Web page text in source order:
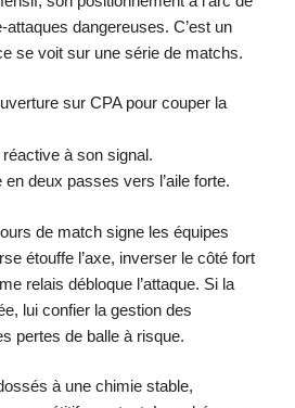
dangereuses. C’est un
se voit sur une série de matchs.
sur CPA pour couper la
à son signal.
deux passes vers l’aile forte.
de match signe les équipes
étouffe l’axe, inverser le côté fort
relais débloque l’attaque. Si la
lui confier la gestion des
pertes de balle à risque.
à une chimie stable,